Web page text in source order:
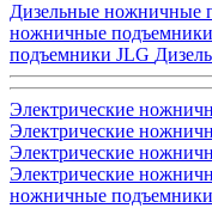
Дизельные ножничные
ножничные
подъемники JLG
Электрические
Электрические
Электрические
Электрические
ножничные